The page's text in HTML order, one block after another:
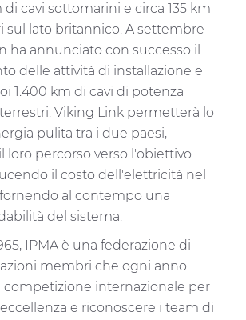
di cavi sottomarini e circa 135 km
sul lato britannico. A settembre
ha annunciato con successo il
delle attività di installazione e
1.400 km di cavi di potenza
Viking Link permetterà lo
pulita tra i due paesi,
loro percorso verso l'obiettivo
il costo dell'elettricità nel
al contempo una
del sistema.
IPMA è una federazione di
membri che ogni anno
competizione internazionale per
e riconoscere i team di